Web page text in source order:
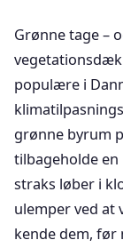
Grønne tage –
populære i
grønne byrum
tilbageholde en
straks løber i
ulemper ved
kende dem, før